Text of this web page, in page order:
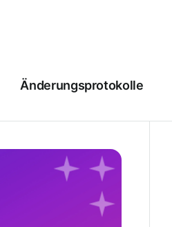
Änderungsprotokolle